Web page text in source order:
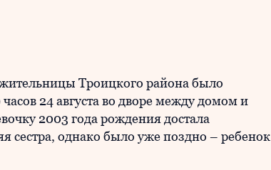
Троицкого района было
24 августа во дворе между домом и
2003 года рождения достала
сестра, однако было уже поздно – ребенок